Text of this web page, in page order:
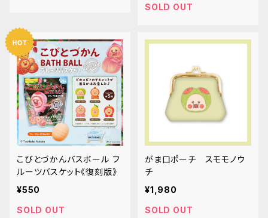
SOLD OUT
こびとづかんバスボール フ
ルーツバスケット《復刻版》
¥550
SOLD OUT
がま口ポーチ スモモノウ
チ
¥1,980
SOLD OUT